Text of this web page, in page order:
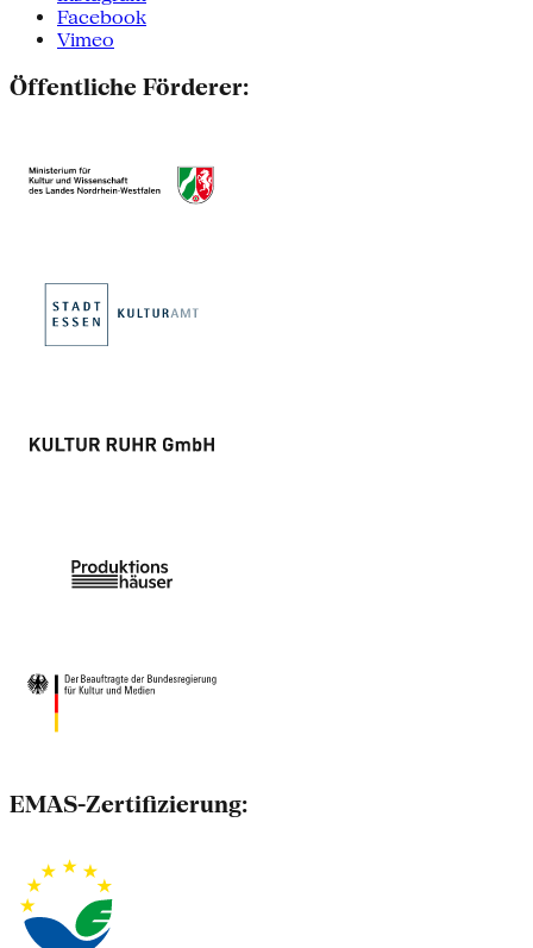
Facebook
Vimeo
Öffentliche Förderer:
EMAS-Zertifizierung: